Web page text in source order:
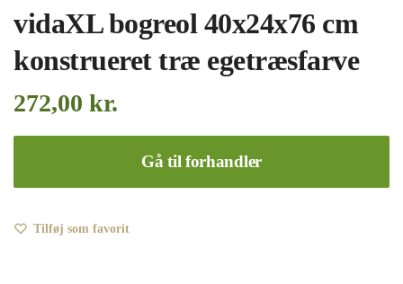
vidaXL bogreol 40x24x76 cm
konstrueret træ egetræsfarve
272,00 kr.
Gå til forhandler
Tilføj som favorit